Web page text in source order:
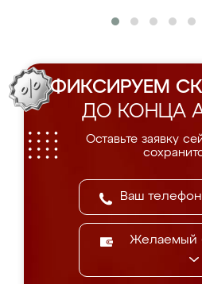
ФИКСИРУЕМ
ДО КОНЦА
Оставьте заявку
Желаемый